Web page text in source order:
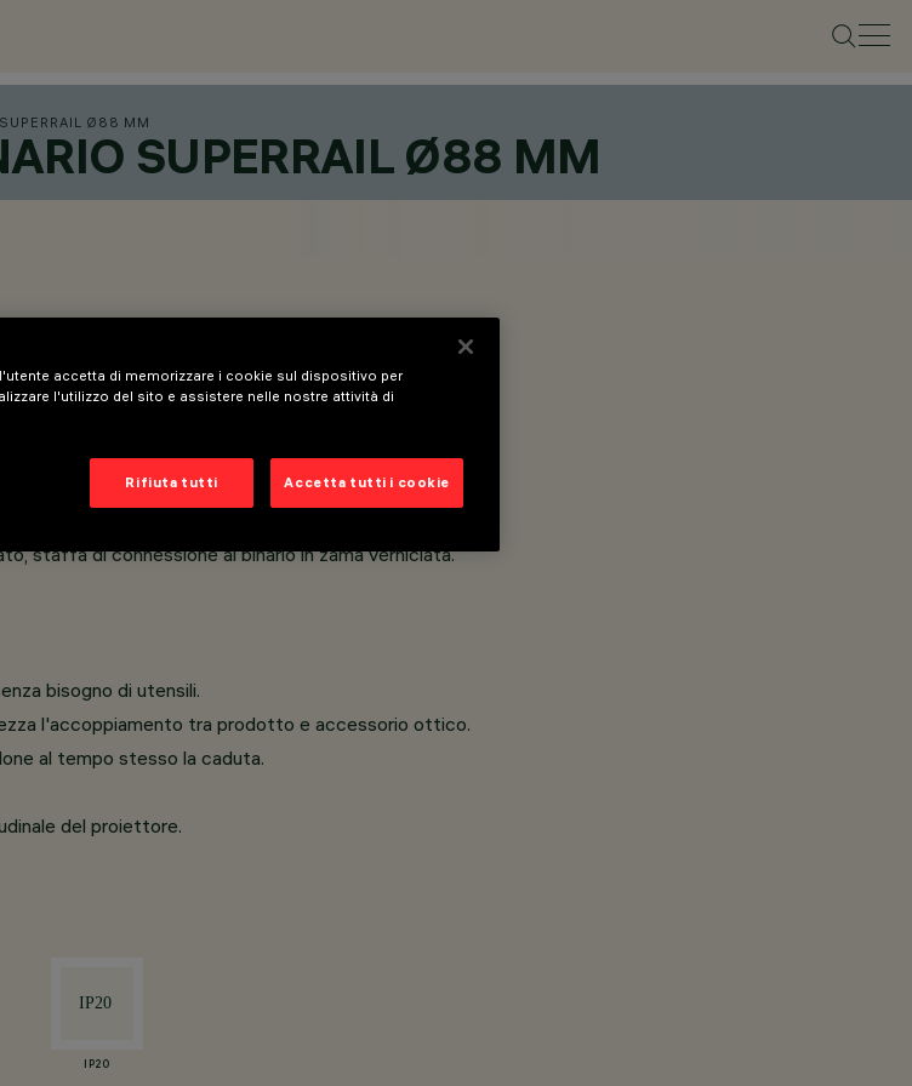
Ø88 MM
SUPERRAIL Ø88 MM
staffa di connessione al binario in zama verniciata.
bisogno di utensili.
l'accoppiamento tra prodotto e accessorio ottico.
al tempo stesso la caduta.
del proiettore.
IP20
accetta di memorizzare i cookie sul dispositivo per
l'utilizzo del sito e assistere nelle nostre attività di
Rifiuta tutti Accetta tutti i cookie